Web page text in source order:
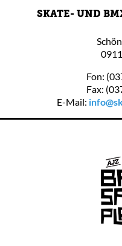
SKATE- UND
Fon:
Fax:
E-Mail: